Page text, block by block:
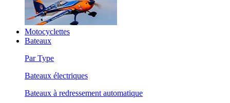
Motocyclettes
Bateaux
Par Type
Bateaux électriques
Bateaux à redressement automatique